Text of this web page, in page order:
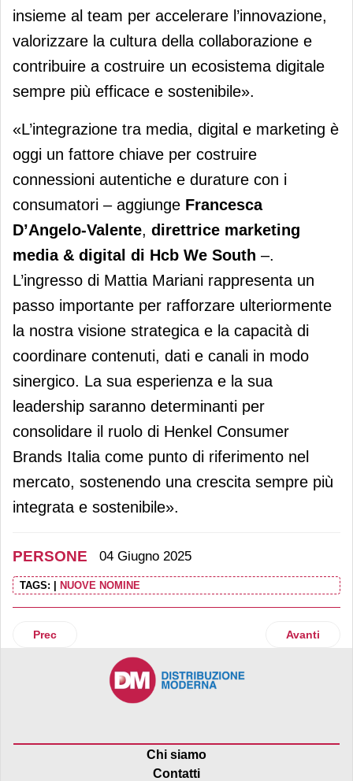
insieme al team per accelerare l’innovazione,
valorizzare la cultura della collaborazione e
contribuire a costruire un ecosistema digitale
sempre più efficace e sostenibile».
«L’integrazione tra media, digital e marketing è
oggi un fattore chiave per costruire
connessioni autentiche e durature con i
consumatori – aggiunge Francesca
D’Angelo-Valente, direttrice marketing
media & digital di Hcb We South –.
L’ingresso di Mattia Mariani rappresenta un
passo importante per rafforzare ulteriormente
la nostra visione strategica e la capacità di
coordinare contenuti, dati e canali in modo
sinergico. La sua esperienza e la sua
leadership saranno determinanti per
consolidare il ruolo di Henkel Consumer
Brands Italia come punto di riferimento nel
mercato, sostenendo una crescita sempre più
integrata e sostenibile».
PERSONE 04 Giugno 2025
TAGS: | NUOVE NOMINE
Articolo precedente: Assalzoo, Massimo Zanin eletto
Prec Articolo
Avanti
Chi siamo
Contatti